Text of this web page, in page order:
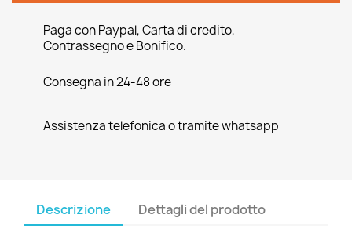
Paga con Paypal, Carta di credito,
Contrassegno e Bonifico.
Consegna in 24-48 ore
Assistenza telefonica o tramite whatsapp
Descrizione Dettagli del prodotto